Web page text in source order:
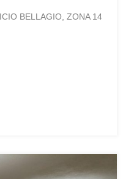
BELLAGIO, ZONA 14